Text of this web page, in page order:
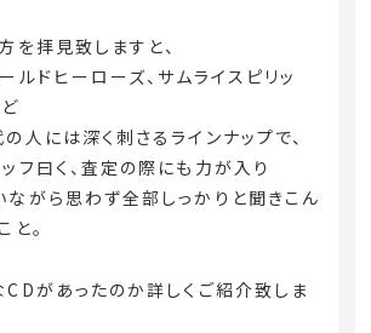
を拝見致しますと、
ルドヒーローズ、サムライスピリッ
人には深く刺さるラインナップで、
フ曰く、査定の際にも力が入り
がら思わず全部しっかりと聞きこん
と。
があったのか詳しくご紹介致しま